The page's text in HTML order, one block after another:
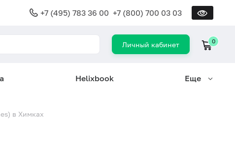
+7 (495) 783 36 00 +7 (800) 700 03 03
Личный кабинет 0
Helixbook Еще
в Химках